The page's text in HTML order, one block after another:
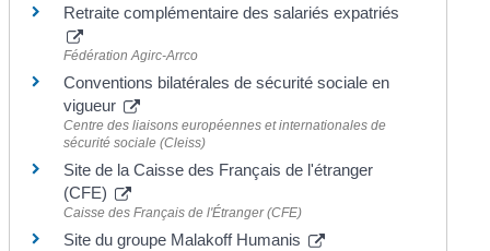
Retraite complémentaire des salariés expatriés
Fédération Agirc-Arrco
Conventions bilatérales de sécurité sociale en
vigueur
Centre des liaisons européennes et internationales de
sécurité sociale (Cleiss)
Site de la Caisse des Français de l'étranger
(CFE)
Caisse des Français de l'Étranger (CFE)
Site du groupe Malakoff Humanis